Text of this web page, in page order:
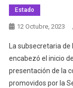
Estado
12 Octubre, 2023
La subsecretaria de
encabezó el inicio
presentación de la
promovidos por la